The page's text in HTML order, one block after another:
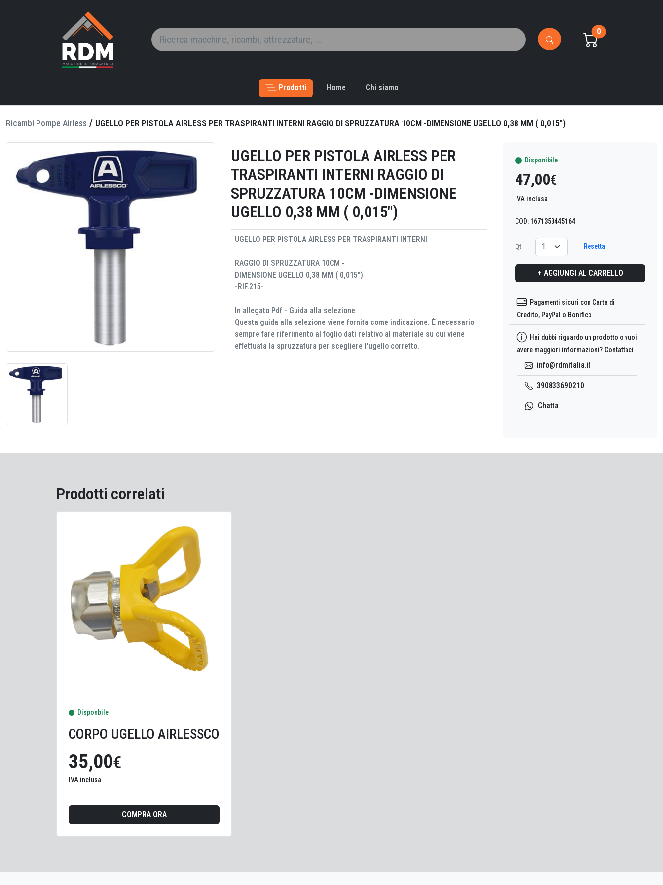
PISTOLA
0
Prodotti Home Chi siamo
Ricambi Pompe Airless / UGELLO PER PISTOLA AIRLESS PER TRASPIRANTI INTERNI RAGGIO DI SPRUZZATURA 10CM -DIMENSIONE UGELLO 0,38 MM ( 0,015")
UGELLO PER PISTOLA AIRLESS PER
TRASPIRANTI INTERNI RAGGIO DI
SPRUZZATURA 10CM -DIMENSIONE
UGELLO 0,38 MM ( 0,015")
UGELLO PER PISTOLA AIRLESS PER TRASPIRANTI INTERNI
RAGGIO DI SPRUZZATURA 10CM -
DIMENSIONE UGELLO 0,38 MM ( 0,015")
-RIF.215-
In allegato Pdf - Guida alla selezione
Questa guida alla selezione viene fornita come indicazione. È necessario
sempre fare riferimento al foglio dati relativo al materiale su cui viene
effettuata la spruzzatura per scegliere l'ugello corretto.
Disponibile
47,00€
IVA inclusa
COD: 1671353445164
Qt. Resetta
+ AGGIUNGI AL CARRELLO
Pagamenti sicuri con Carta di
Credito, PayPal o Bonifico
Hai dubbi riguardo un prodotto o vuoi
avere maggiori informazioni? Contattaci
info@rdmitalia.it
390833690210
Chatta
Prodotti correlati
Disponbile
CORPO UGELLO AIRLESSCO
35,00€
IVA inclusa
COMPRA ORA